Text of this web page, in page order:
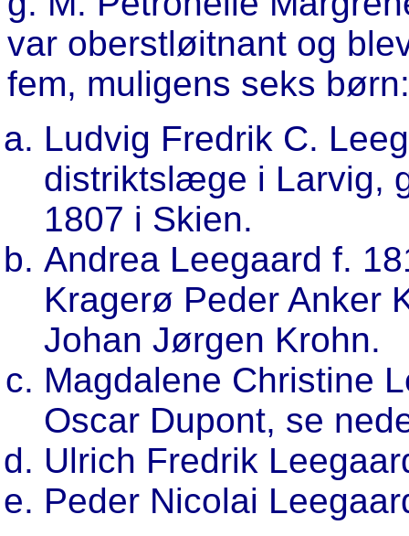
var oberstløitnant og
fem, muligens seks børn:
Ludvig Fredrik C.
distriktslæge i Larvig,
1807 i Skien.
Andrea Leegaard f.
Kragerø Peder Anker
Johan Jørgen Krohn.
Magdalene Christine
Oscar Dupont, se
Ulrich Fredrik
Peder Nicolai